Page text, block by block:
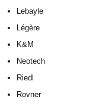
Lebayle
Légère
K&M
Neotech
Riedl
Rovner